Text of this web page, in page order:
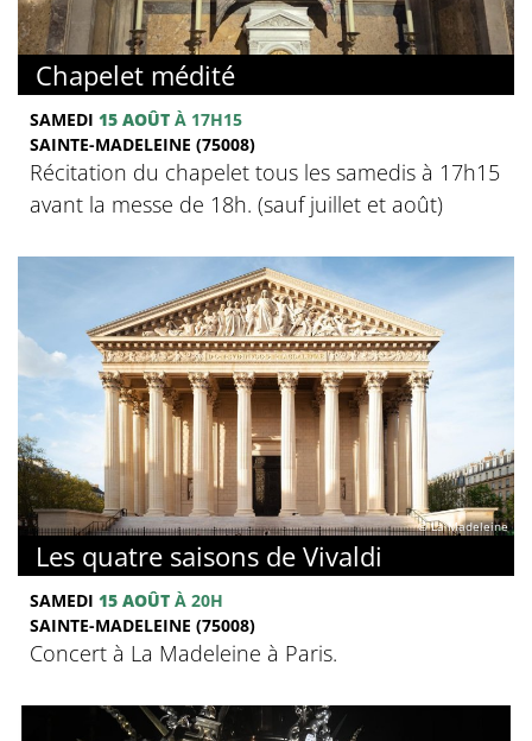
Chapelet médité
SAMEDI 15 AOÛT À 17H15
SAINTE-MADELEINE (75008)
Récitation du chapelet tous les samedis à 17h15
avant la messe de 18h. (sauf juillet et août)
© La Madeleine
Les quatre saisons de Vivaldi
SAMEDI 15 AOÛT À 20H
SAINTE-MADELEINE (75008)
Concert à La Madeleine à Paris.